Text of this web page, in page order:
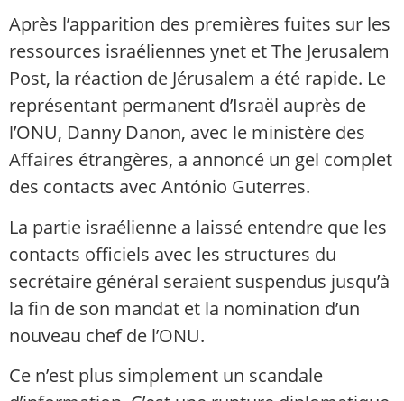
Après l’apparition des premières fuites sur les
ressources israéliennes ynet et The Jerusalem
Post, la réaction de Jérusalem a été rapide. Le
représentant permanent d’Israël auprès de
l’ONU, Danny Danon, avec le ministère des
Affaires étrangères, a annoncé un gel complet
des contacts avec António Guterres.
La partie israélienne a laissé entendre que les
contacts officiels avec les structures du
secrétaire général seraient suspendus jusqu’à
la fin de son mandat et la nomination d’un
nouveau chef de l’ONU.
Ce n’est plus simplement un scandale